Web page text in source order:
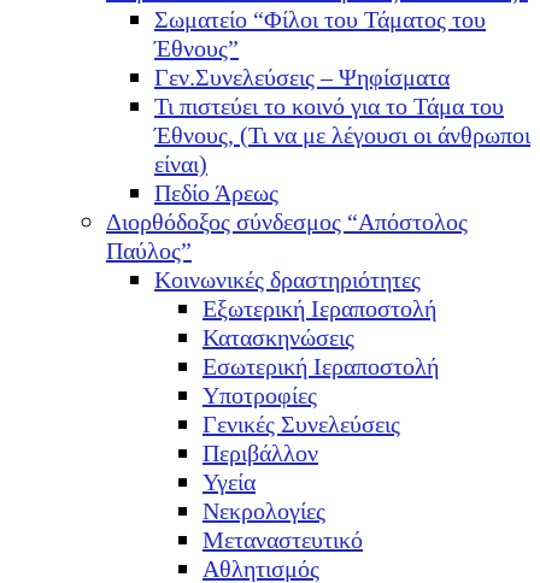
Σωματείο “Φίλοι του Τάματος του
Έθνους”
Γεν.Συνελεύσεις – Ψηφίσματα
Τι πιστεύει το κοινό για το Τάμα του
Έθνους, (Τι να με λέγουσι οι άνθρωποι
είναι)
Πεδίο Άρεως
Διορθόδοξος σύνδεσμος “Απόστολος
Παύλος”
Κοινωνικές δραστηριότητες
Εξωτερική Ιεραποστολή
Κατασκηνώσεις
Εσωτερική Ιεραποστολή
Υποτροφίες
Γενικές Συνελεύσεις
Περιβάλλον
Υγεία
Νεκρολογίες
Μεταναστευτικό
Αθλητισμός